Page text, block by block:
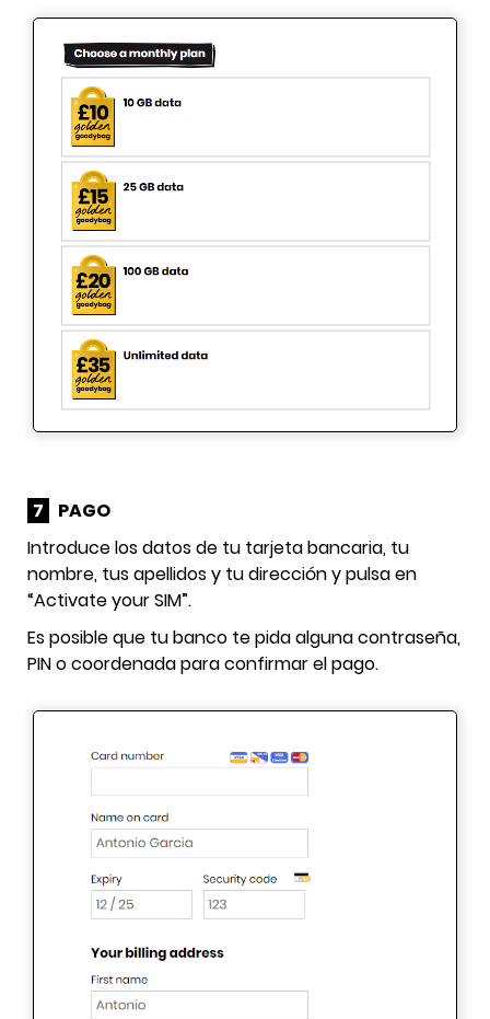
7
PAGO
Introduce los datos de tu tarjeta bancaria, tu
nombre, tus apellidos y tu dirección y pulsa en
“Activate your SIM”.
Es posible que tu banco te pida alguna contraseña,
PIN o coordenada para confirmar el pago.